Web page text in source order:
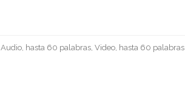
Audio, hasta 60 palabras, Video, hasta 60 palabras